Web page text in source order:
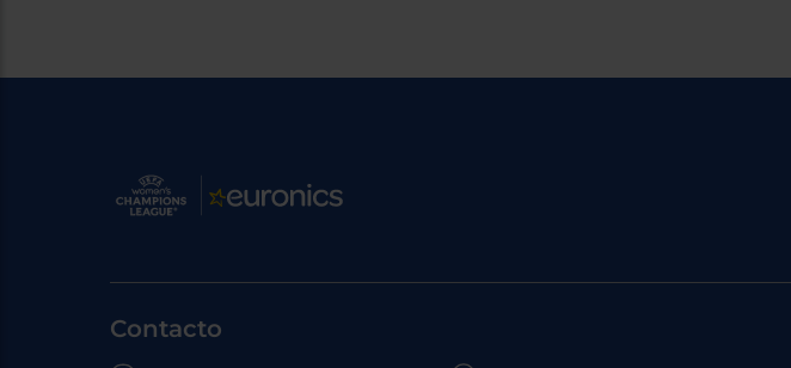
Contacto